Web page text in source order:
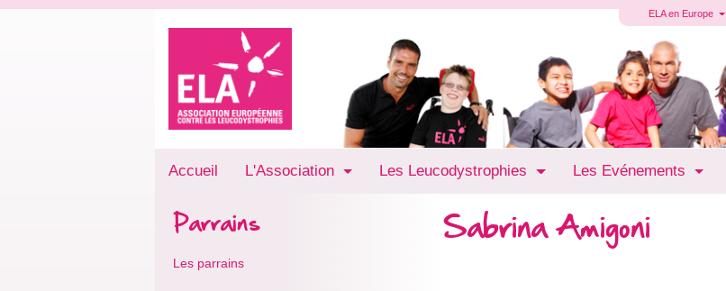
ELA en Europe
Accueil L'Association Les Leucodystrophies Les Evénements
Parrains
Les parrains
Sabrina Amigoni